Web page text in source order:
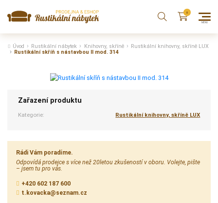
Úvod Rustikální nábytek Knihovny, skříně
Rustikální knihovny, skříně LUX
Rustikální skříň s nástavbou II mod. 314
Zařazení produktu
Kategorie: Rustikální knihovny, skříně LUX
Rádi Vám poradíme.
Odpovídá prodejce s více než 20letou zkušeností v oboru. Volejte, pište
– jsem tu pro vás.
+420 602 187 600
t.kovacka@seznam.cz